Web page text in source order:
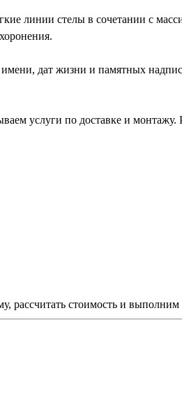
линии стелы в сочетании с
дат жизни и памятных
услуги по доставке и
стоимость и выполним